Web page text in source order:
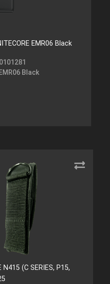
EMR06 Black
EMR06 Black
(C SERIES, P15,